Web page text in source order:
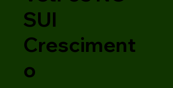
SUI
Cresciment
o